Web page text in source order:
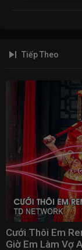
#DJTIKTOKTERBARU​
Tiếp Theo
Cưới Thôi Em
Giờ Em Làm Vợ